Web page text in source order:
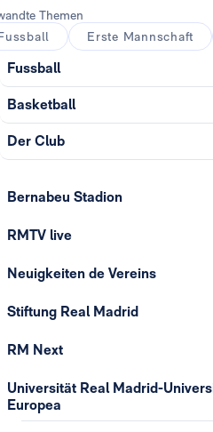
Themen
Erste Mannschaft
Fussball
Basketball
Der Club
Bernabeu Stadion
RMTV live
Neuigkeiten de Vereins
Stiftung Real Madrid
RM Next
Universität Real Madrid-
Europea